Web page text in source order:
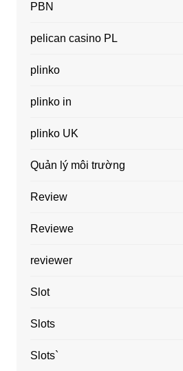
PBN
pelican casino PL
plinko
plinko in
plinko UK
Quản lý môi trường
Review
Reviewe
reviewer
Slot
Slots
Slots`